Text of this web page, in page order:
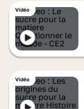
Vidéo
Vidéo